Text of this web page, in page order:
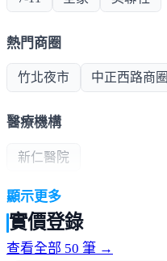
熱門商圈
竹北夜市 中正西路商圈
醫療機構
新仁醫院
政府機構
顯示更多
實價登錄
查看全部 50 筆 →